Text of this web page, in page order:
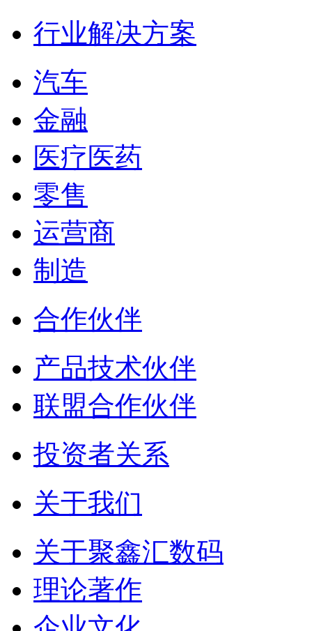
行业解决方案
汽车
金融
医疗医药
零售
运营商
制造
合作伙伴
产品技术伙伴
联盟合作伙伴
投资者关系
关于我们
关于聚鑫汇数码
理论著作